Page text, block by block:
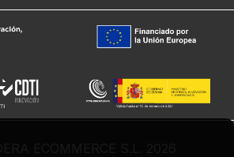
ECOMMERCE S.L. 2026